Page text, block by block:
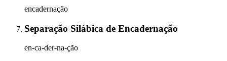
encadernação
Separação Silábica de Encadernação
en-ca-der-na-ção